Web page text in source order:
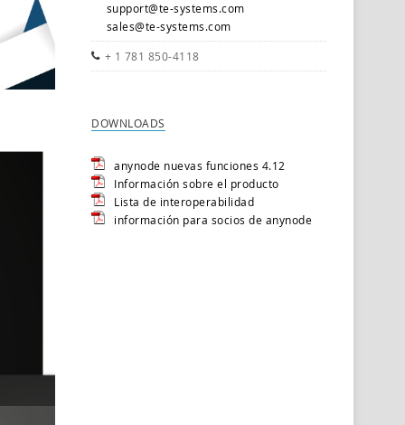
support@te-systems.com
sales@te-systems.com
+ 1 781 850-4118
DOWNLOADS
anynode nuevas funciones 4.12
Información sobre el producto
Lista de interoperabilidad
información para socios de anynode